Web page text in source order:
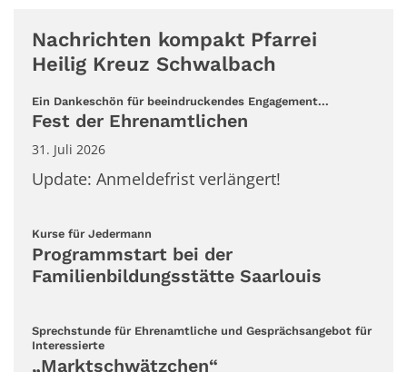
Nachrichten kompakt Pfarrei
Heilig Kreuz Schwalbach
Ein Dankeschön für beeindruckendes Engagement...
Fest der Ehrenamtlichen
31. Juli 2026
Update: Anmeldefrist verlängert!
Kurse für Jedermann
Programmstart bei der
Familienbildungsstätte Saarlouis
Sprechstunde für Ehrenamtliche und Gesprächsangebot für
Interessierte:
„Marktschwätzchen“